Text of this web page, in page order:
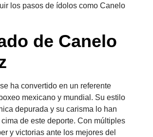
los pasos de ídolos como Canelo
de Canelo
ha convertido en un referente
mexicano y mundial. Su estilo
depurada y su carisma lo han
de este deporte. Con múltiples
y victorias ante los mejores del